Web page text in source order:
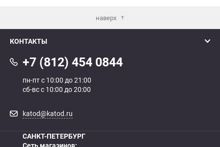
наверх
КОНТАКТЫ
+7 (812) 454 0844
пн-пт с 10:00 до 21:00
сб-вс с 10:00 до 20:00
katod@katod.ru
САНКТ-ПЕТЕРБУРГ